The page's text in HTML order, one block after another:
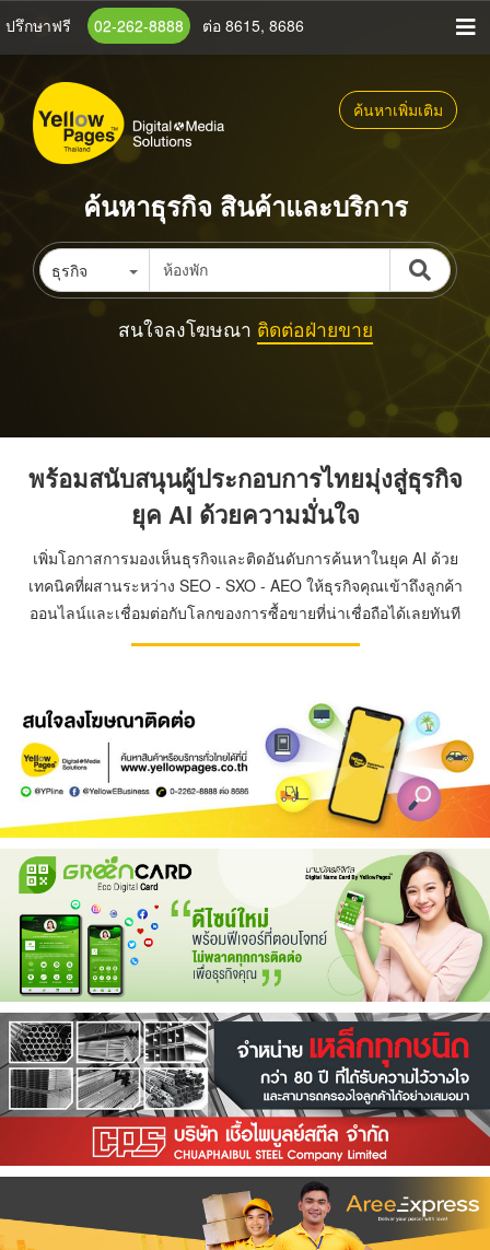
ข้าม
เนื้อหา
หลัก
ปรึกษาฟรี 02-262-8888 ต่อ 8615, 8686
ค้นหาเพิ่มเติม
ค้นหาธุรกิจ สินค้าและบริการ
ธุรกิจ
สนใจลงโฆษณา ติดต่อฝ่ายขาย
พร้อมสนับสนุนผู้ประกอบการไทยมุ่งสู่ธุรกิจ
ยุค AI ด้วยความมั่นใจ
เพิ่มโอกาสการมองเห็นธุรกิจและติดอันดับการค้นหาในยุค AI ด้วย
เทคนิคที่ผสานระหว่าง SEO - SXO - AEO ให้ธุรกิจคุณเข้าถึงลูกค้า
ออนไลน์และเชื่อมต่อกับโลกของการซื้อขายที่น่าเชื่อถือได้เลยทันที